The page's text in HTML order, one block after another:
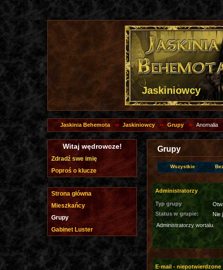
Jaskiniowcy
Jaskinia Behemota Jaskiniowcy Grupy Anomalia
Grupy
Wszystkie
Administratorzy
Typ grupy
Status w grupie:
Nie
Administratorzy wortalu.
E-mail - niepotwierdzone
Witaj wędrowcze!
Zdradź swe imię
Poproś o klucze
Strona główna
Mieszkańcy
Grupy
Gabinet Luster